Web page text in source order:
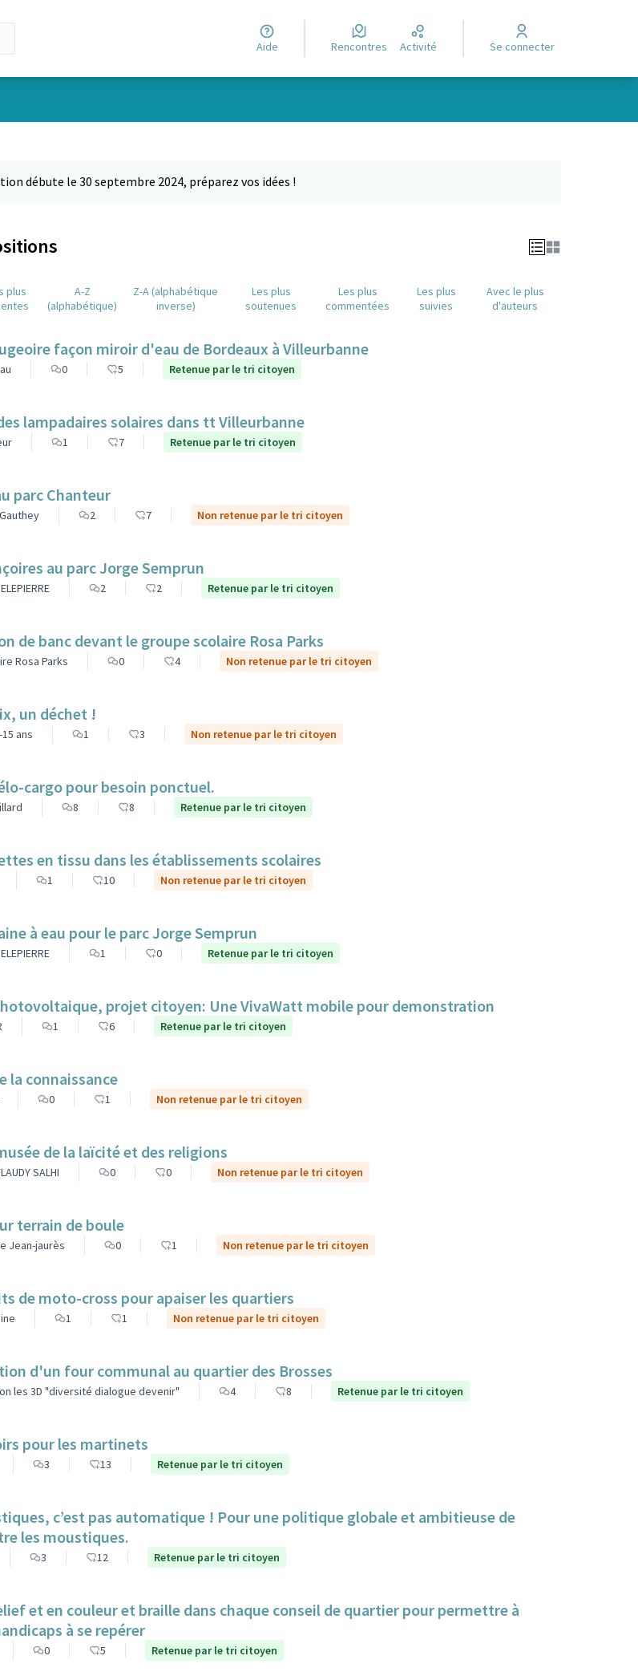
Aide Rencontres Activité Se connecter
débute le 30 septembre 2024, préparez vos idées !
plus
A-Z
(alphabétique)
Z-A (alphabétique
inverse)
Les plus
soutenues
Les plus
commentées
Les plus
suivies
Avec le plus
d'auteurs
façon miroir d'eau de Bordeaux à Villeurbanne
0 5 Retenue par le tri citoyen
lampadaires solaires dans tt Villeurbanne
1 7 Retenue par le tri citoyen
parc Chanteur
2 7 Non retenue par le tri citoyen
au parc Jorge Semprun
2 2 Retenue par le tri citoyen
de banc devant le groupe scolaire Rosa Parks
Rosa Parks 0 4 Non retenue par le tri citoyen
un déchet !
15 ans 1 3 Non retenue par le tri citoyen
cargo pour besoin ponctuel.
8 8 Retenue par le tri citoyen
en tissu dans les établissements scolaires
1 10 Non retenue par le tri citoyen
à eau pour le parc Jorge Semprun
1 0 Retenue par le tri citoyen
projet citoyen: Une VivaWatt mobile pour demonstration
1 6 Retenue par le tri citoyen
la connaissance
0 1 Non retenue par le tri citoyen
de la laïcité et des religions
SALHI 0 0 Non retenue par le tri citoyen
terrain de boule
Jean-jaurès 0 1 Non retenue par le tri citoyen
de moto-cross pour apaiser les quartiers
1 1 Non retenue par le tri citoyen
d'un four communal au quartier des Brosses
les 3D "diversité dialogue devenir" 4 8 Retenue par le tri citoyen
pour les martinets
3 13 Retenue par le tri citoyen
c’est pas automatique ! Pour une politique globale et ambitieuse de
les moustiques.
3 12 Retenue par le tri citoyen
et en couleur et braille dans chaque conseil de quartier pour permettre à
à se repérer
0 5 Retenue par le tri citoyen